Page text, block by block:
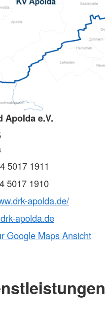
Apolda e.V.
5017 1911
5017 1910
apolda.de/
apolda.de
Google Maps Ansicht